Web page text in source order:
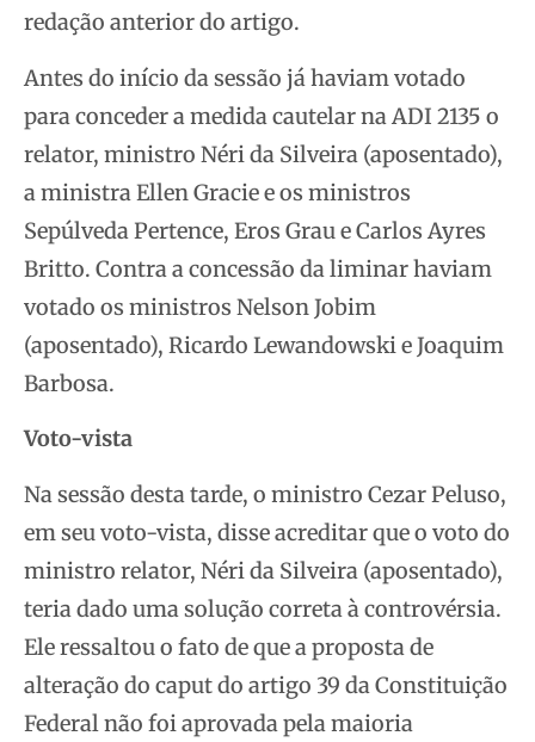
redação anterior do artigo.
Antes do início da sessão já haviam votado
para conceder a medida cautelar na ADI 2135 o
relator, ministro Néri da Silveira (aposentado),
a ministra Ellen Gracie e os ministros
Sepúlveda Pertence, Eros Grau e Carlos Ayres
Britto. Contra a concessão da liminar haviam
votado os ministros Nelson Jobim
(aposentado), Ricardo Lewandowski e Joaquim
Barbosa.
Voto-vista
Na sessão desta tarde, o ministro Cezar Peluso,
em seu voto-vista, disse acreditar que o voto do
ministro relator, Néri da Silveira (aposentado),
teria dado uma solução correta à controvérsia.
Ele ressaltou o fato de que a proposta de
alteração do caput do artigo 39 da Constituição
Federal não foi aprovada pela maioria